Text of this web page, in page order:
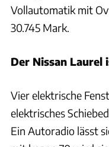
Vollautomatik mit
30.745 Mark.
Der Nissan
Vier elektrische
elektrisches
Ein Autoradio lässt